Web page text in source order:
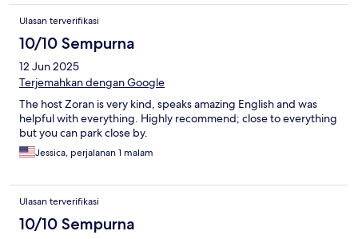
Ulasan terverifikasi
10/10 Sempurna
12 Jun 2025
Terjemahkan dengan Google
The host Zoran is very kind, speaks amazing English and was
helpful with everything. Highly recommend; close to everything
but you can park close by.
Jessica, perjalanan 1 malam
Ulasan terverifikasi
10/10 Sempurna